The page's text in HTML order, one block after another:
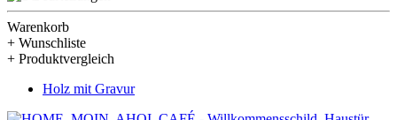
Warenkorb
+ Wunschliste
+ Produktvergleich
Holz mit Gravur